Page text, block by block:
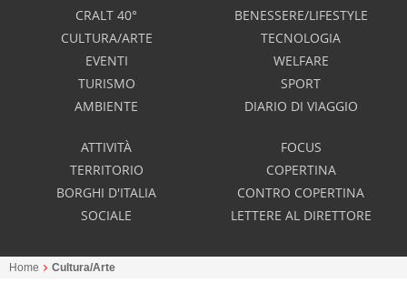
CRALT 40°
CULTURA/ARTE
EVENTI
TURISMO
AMBIENTE
BENESSERE/LIFESTYLE
TECNOLOGIA
WELFARE
SPORT
DIARIO DI VIAGGIO
ATTIVITÀ
TERRITORIO
BORGHI D'ITALIA
SOCIALE
FOCUS
COPERTINA
CONTRO COPERTINA
LETTERE AL DIRETTORE
Home Cultura/Arte